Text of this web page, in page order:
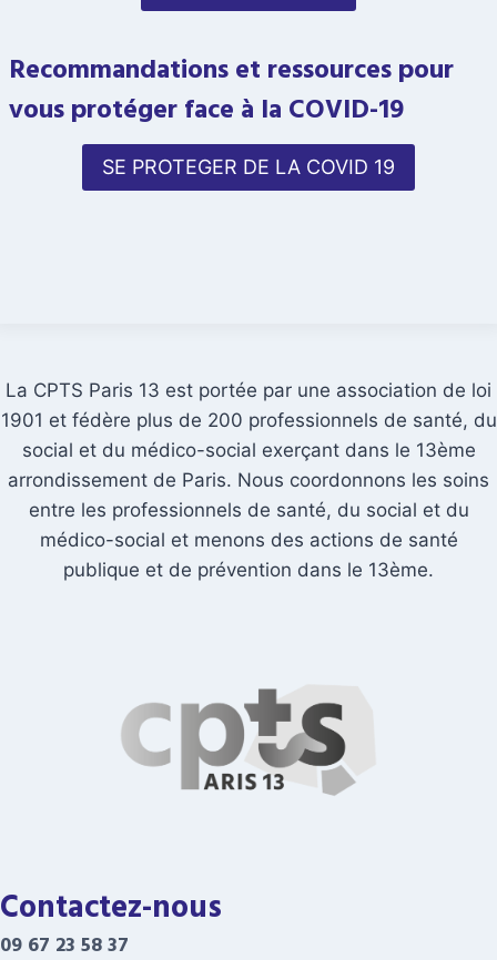
Recommandations et ressources pour
vous protéger face à la COVID-19
SE PROTEGER DE LA COVID 19
La CPTS Paris 13 est portée par une association de loi
1901 et fédère plus de 200 professionnels de santé, du
social et du médico-social exerçant dans le 13ème
arrondissement de Paris. Nous coordonnons les soins
entre les professionnels de santé, du social et du
médico-social et menons des actions de santé
publique et de prévention dans le 13ème.
Contactez-nous
09 67 23 58 37